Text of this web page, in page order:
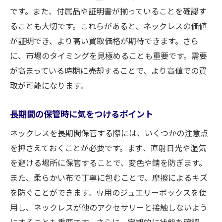
です。また、付属品や証明書が揃っていることを確認す
ることも大切です。これらがあると、ネックレスの価値
が証明でき、より高い買取価格が期待できます。さら
に、市場のタイミングを見極めることも重要です。需要
が高まっている時期に売却することで、より高値での買
取が可能になります。
長期間の保管時に気をつけるポイント
ネックレスを長期間保管する際には、いくつかの注意点
を押さえておくことが必要です。まず、直射日光や湿気
を避ける場所に保管することで、変色や錆を防ぎます。
また、柔らかい布で丁寧に包むことで、摩擦によるキズ
を防ぐことができます。専用のジュエリーボックスを使
用し、ネックレスが他のアクセサリーと接触しないよう